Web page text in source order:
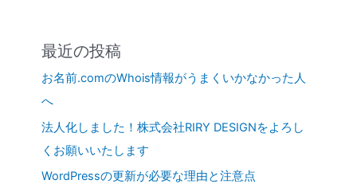
最近の投稿
お名前.comのWhois情報がうまくいかなかった人
へ
法人化しました！株式会社RIRY DESIGNをよろし
くお願いいたします
WordPressの更新が必要な理由と注意点